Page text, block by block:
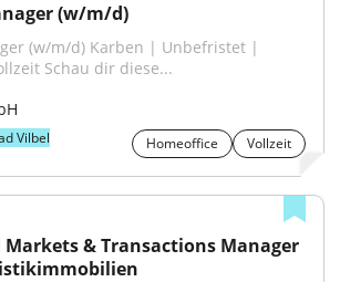
(w/m/d)
(w/m/d) Karben | Unbefristet |
Schau dir diese...
Vilbel Homeoffice Vollzeit
Markets & Transactions Manager